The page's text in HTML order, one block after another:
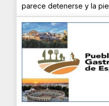
parece detenerse y la